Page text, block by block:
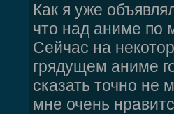
Как я уже
что над аниме по
Сейчас на
грядущем аниме
сказать точно не
мне очень